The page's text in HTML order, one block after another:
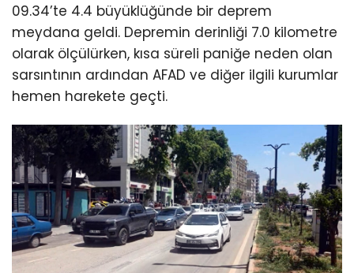
09.34’te 4.4 büyüklüğünde bir deprem
meydana geldi. Depremin derinliği 7.0 kilometre
olarak ölçülürken, kısa süreli paniğe neden olan
sarsıntının ardından AFAD ve diğer ilgili kurumlar
hemen harekete geçti.